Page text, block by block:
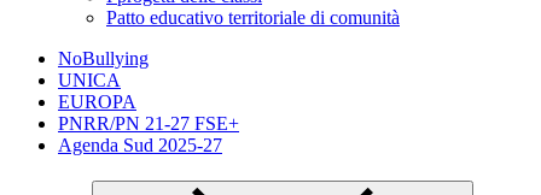
Patto educativo territoriale di comunità
NoBullying
UNICA
EUROPA
PNRR/PN 21-27 FSE+
Agenda Sud 2025-27